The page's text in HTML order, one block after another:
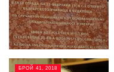
БРОЙ 41, 2018